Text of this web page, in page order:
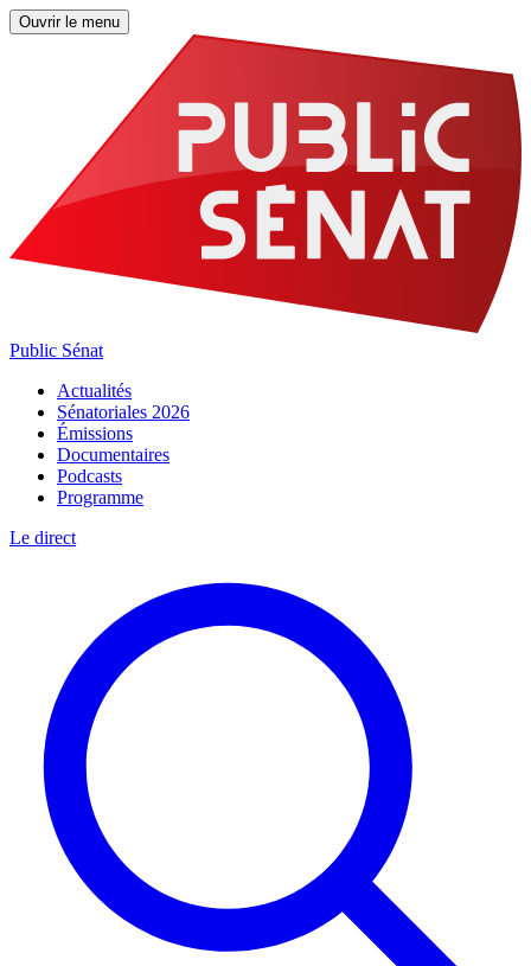
Ouvrir le menu
Public Sénat
Actualités
Sénatoriales 2026
Émissions
Documentaires
Podcasts
Programme
Le direct